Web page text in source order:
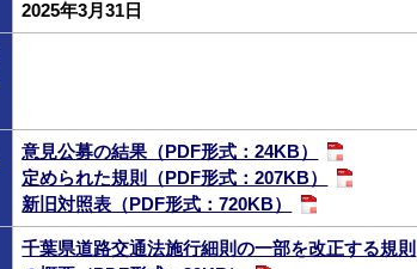
2025年3月31日
意見公募の結果（PDF形式：24KB）
定められた規則（PDF形式：207KB）
新旧対照表（PDF形式：720KB）
千葉県道路交通法施行細則の一部を改正する規則